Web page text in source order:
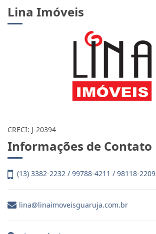
Lina Imóveis
CRECI: J-20394
Informações de Contato
(13) 3382-2232 / 99788-4211 / 98118-2209
lina@linaimoveisguaruja.com.br